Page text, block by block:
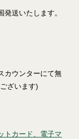
送いたします。
カウンターにて無
ざいます)
トカード、電子マ